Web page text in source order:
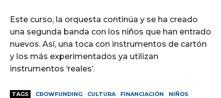
Este curso, la orquesta continúa y se ha creado
una segunda banda con los niños que han entrado
nuevos. Así, una toca con instrumentos de cartón
y los más experimentados ya utilizan
instrumentos ‘reales’.
TAGS CROWFUNDING CULTURA FINANCIACIÓN
NIÑOS